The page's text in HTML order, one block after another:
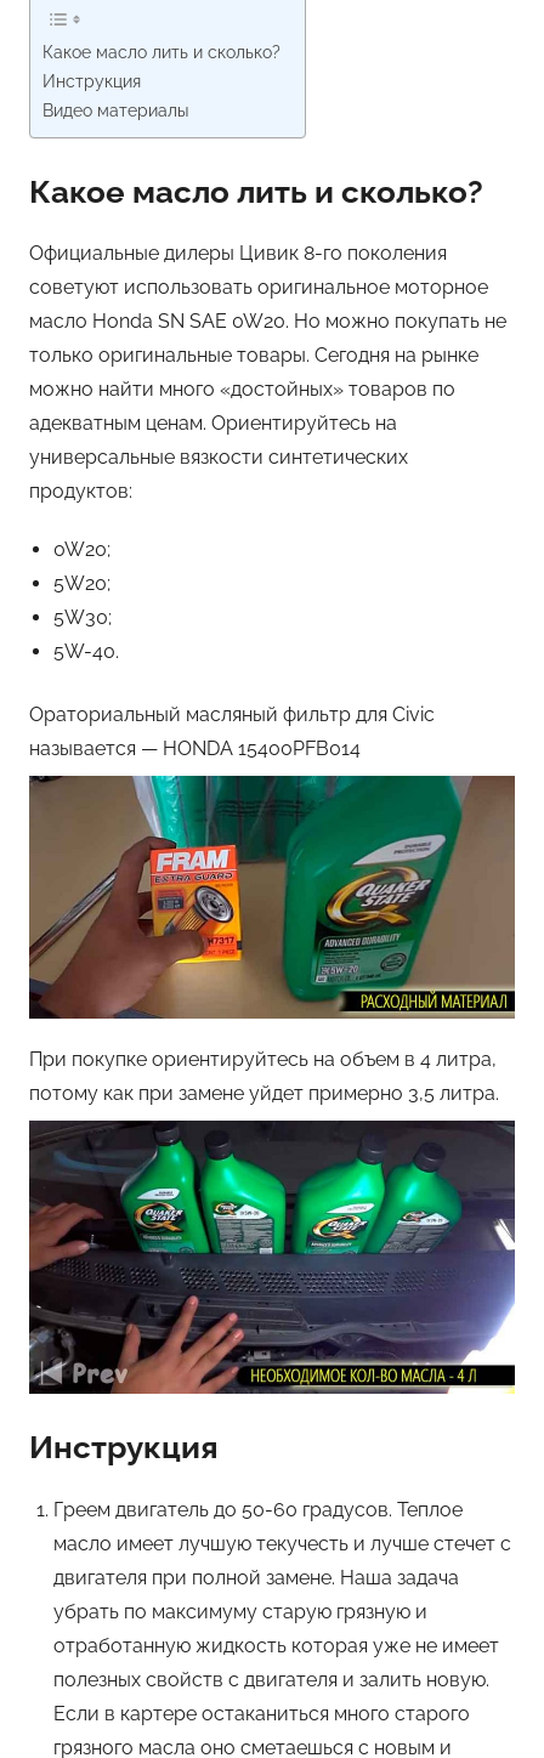
Какое масло лить и сколько?
Инструкция
Видео материалы
Какое масло лить и сколько?
Официальные дилеры Цивик 8-го поколения
советуют использовать оригинальное моторное
масло Honda SN SAE 0W20. Но можно покупать не
только оригинальные товары. Сегодня на рынке
можно найти много «достойных» товаров по
адекватным ценам. Ориентируйтесь на
универсальные вязкости синтетических
продуктов:
0W20;
5W20;
5W30;
5W-40.
Ораториальный масляный фильтр для Civic
называется — HONDA 15400PFB014
При покупке ориентируйтесь на объем в 4 литра,
потому как при замене уйдет примерно 3,5 литра.
Инструкция
Греем двигатель до 50-60 градусов. Теплое
масло имеет лучшую текучесть и лучше стечет с
двигателя при полной замене. Наша задача
убрать по максимуму старую грязную и
отработанную жидкость которая уже не имеет
полезных свойств с двигателя и залить новую.
Если в картере остаканиться много старого
грязного масла оно сметаешься с новым и